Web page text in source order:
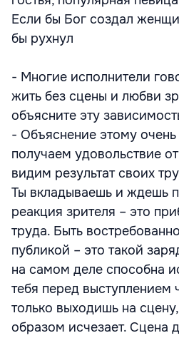
Если бы Бог создал
бы рухнул
- Многие исполнители
жить без сцены и любви
объясните эту
- Объяснение этому
получаем удовольствие
видим результат своих
Ты вкладываешь и ждешь
реакция зрителя – это
труда. Быть
публикой – это такой
на самом деле способна
тебя перед выступлением
только выходишь на
образом исчезает. Сцена